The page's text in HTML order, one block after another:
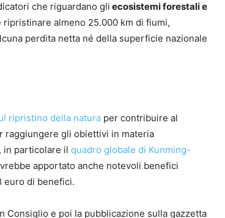
che riguardano gli ecosistemi forestali e
almeno 25.000 km di fiumi,
perdita netta né della superficie nazionale
ripristino della natura per contribuire al
raggiungere gli obiettivi in materia
in particolare il quadro globale di Kunming-
apportato anche notevoli benefici
euro di benefici.
Consiglio e poi la pubblicazione sulla gazzetta